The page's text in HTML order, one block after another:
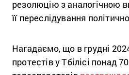
резолюцію з аналогічною
її переслідування
Нагадаємо, що в грудні
протестів у Тбілісі понад